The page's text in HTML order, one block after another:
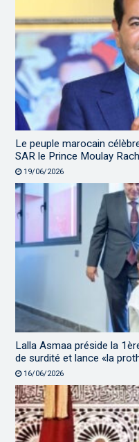
Le peuple marocain
SAR le Prince Moulay
19/06/2026
Lalla Asmaa préside la
de surdité et lance «la
16/06/2026